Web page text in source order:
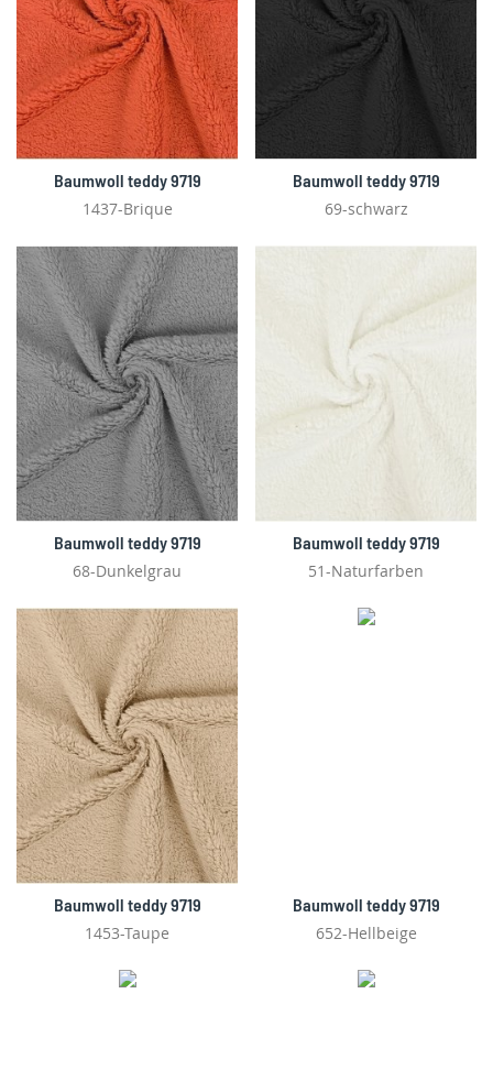
Baumwoll teddy 9719
1437-Brique
Baumwoll teddy 9719
69-schwarz
Baumwoll teddy 9719
68-Dunkelgrau
Baumwoll teddy 9719
51-Naturfarben
Baumwoll teddy 9719
1453-Taupe
Baumwoll teddy 9719
652-Hellbeige